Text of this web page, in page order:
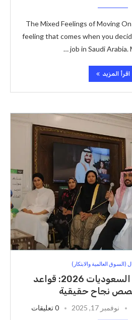
The Mixed Feelings of Moving
feeling that comes when you
job in Saudi Arabia.
اقرأ المزيد
(السوق العالمية والابتكار)
سيدات الأعمال السعوديات 2026: قواعد
نجاح حقيقية
نوفمبر 17, 2025 0 تعليقات